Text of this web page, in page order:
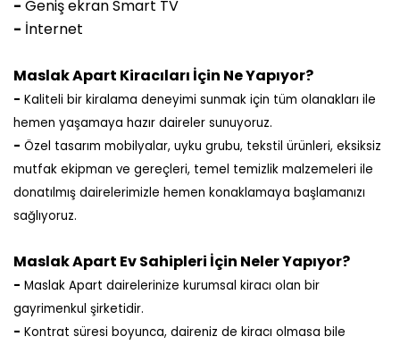
- Geniş ekran Smart TV
- İnternet
Maslak Apart Kiracıları İçin Ne Yapıyor?
- Kaliteli bir kiralama deneyimi sunmak için tüm olanakları ile
hemen yaşamaya hazır daireler sunuyoruz.
- Özel tasarım mobilyalar, uyku grubu, tekstil ürünleri, eksiksiz
mutfak ekipman ve gereçleri, temel temizlik malzemeleri ile
donatılmış dairelerimizle hemen konaklamaya başlamanızı
sağlıyoruz.
Maslak Apart Ev Sahipleri İçin Neler Yapıyor?
- Maslak Apart dairelerinize kurumsal kiracı olan bir
gayrimenkul şirketidir.
- Kontrat süresi boyunca, daireniz de kiracı olmasa bile